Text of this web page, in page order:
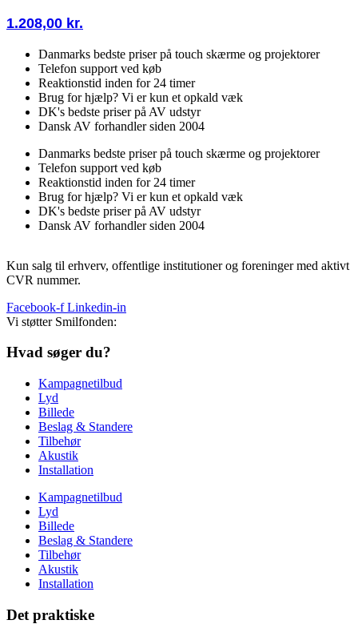
1.208,00 kr.
Danmarks bedste priser på touch skærme og projektorer
Telefon support ved køb
Reaktionstid inden for 24 timer
Brug for hjælp? Vi er kun et opkald væk
DK's bedste priser på AV udstyr
Dansk AV forhandler siden 2004
Danmarks bedste priser på touch skærme og projektorer
Telefon support ved køb
Reaktionstid inden for 24 timer
Brug for hjælp? Vi er kun et opkald væk
DK's bedste priser på AV udstyr
Dansk AV forhandler siden 2004
Kun salg til erhverv, offentlige institutioner og foreninger med aktivt
CVR nummer.
Facebook-f Linkedin-in
Vi støtter Smilfonden:
Hvad søger du?
Kampagnetilbud
Lyd
Billede
Beslag & Standere
Tilbehør
Akustik
Installation
Kampagnetilbud
Lyd
Billede
Beslag & Standere
Tilbehør
Akustik
Installation
Det praktiske